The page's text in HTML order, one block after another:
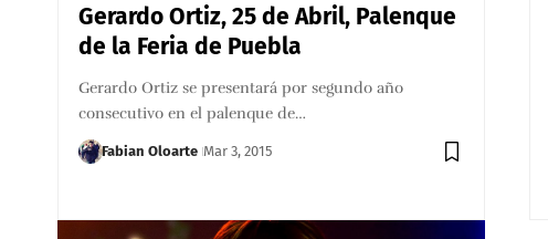
Gerardo Ortiz, 25 de Abril, Palenque
de la Feria de Puebla
Gerardo Ortiz se presentará por segundo año
consecutivo en el palenque de…
Fabian Oloarte Mar 3, 2015